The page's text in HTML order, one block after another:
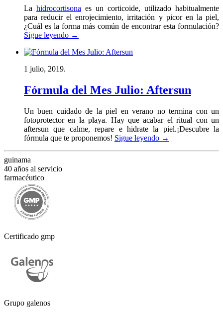
La hidrocortisona es un corticoide, utilizado habitualmente
para reducir el enrojecimiento, irritación y picor en la piel,
¿Cuál es la forma más común de encontrar esta formulación?
Sigue leyendo →
1 julio, 2019.
Fórmula del Mes Julio: Aftersun
Un buen cuidado de la piel en verano no termina con un
fotoprotector en la playa. Hay que acabar el ritual con un
aftersun que calme, repare e hidrate la piel.¡Descubre la
fórmula que te proponemos! Sigue leyendo →
guinama
40 años al servicio
farmacéutico
Certificado gmp
Grupo galenos